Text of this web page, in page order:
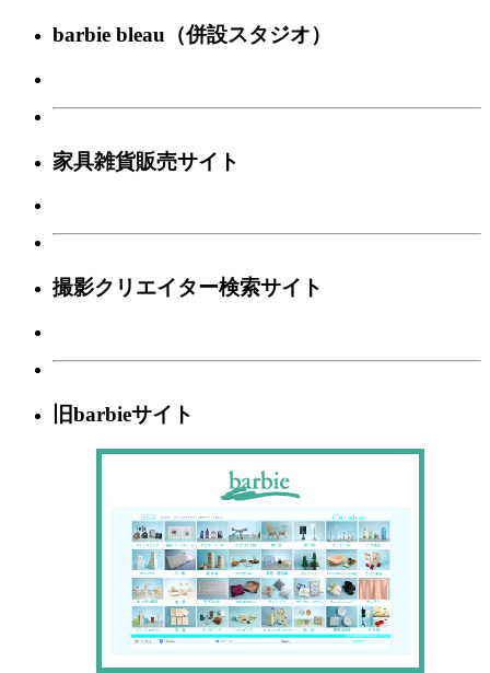
barbie bleau（併設スタジオ）
家具雑貨販売サイト
撮影クリエイター検索サイト
旧barbieサイト